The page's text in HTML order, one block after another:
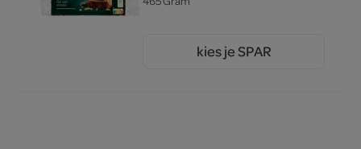
kies je SPAR